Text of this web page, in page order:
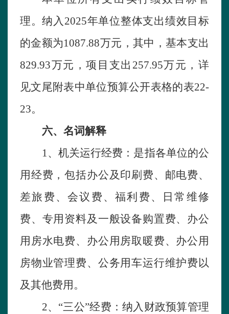
理。纳入 2025年单位整体支出绩效目标
的金额为1087.88万元，其中，基本支出
829.93万元，项目支出 257.95万元，详
见文尾附表中单位预算公开表格的表22-
23。
六、名词解释
1、机关运行经费：是指各单位的公
用经费，包括办公及印刷费、邮电费、
差旅费、会议费、福利费、日常维修
费、专用资料及一般设备购置费、办公
用房水电费、办公用房取暖费、办公用
房物业管理费、公务用车运行维护费以
及其他费用。
2、“三公”经费：纳入财政预算管理